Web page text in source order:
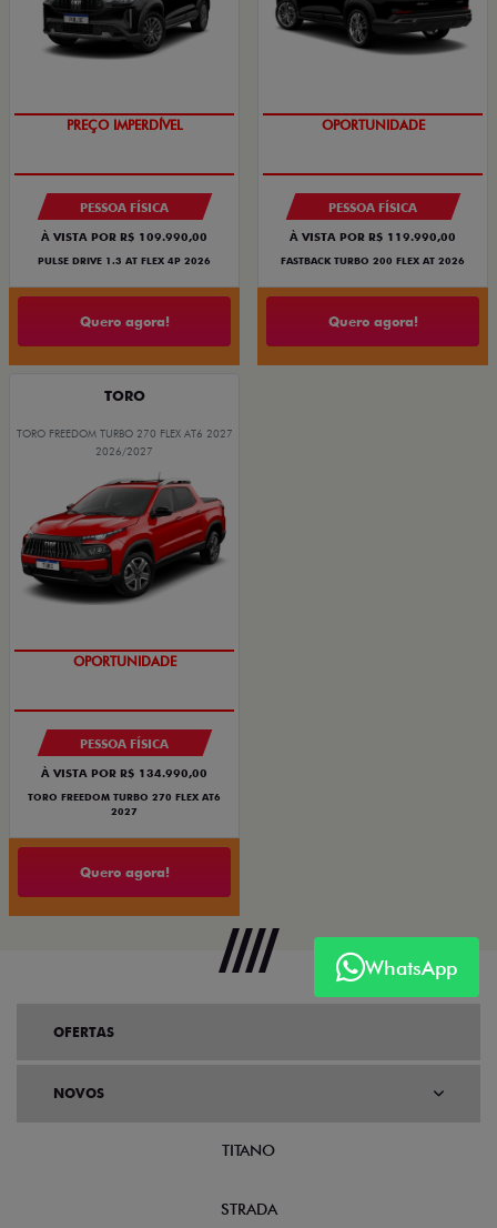
PREÇO IMPERDÍVEL
PESSOA FÍSICA
À VISTA POR R$ 109.990,00
PULSE DRIVE 1.3 AT FLEX 4P 2026
Quero agora!
OPORTUNIDADE
PESSOA FÍSICA
À VISTA POR R$ 119.990,00
FASTBACK TURBO 200 FLEX AT 2026
Quero agora!
TORO
TORO FREEDOM TURBO 270 FLEX AT6 2027
2026/2027
OPORTUNIDADE
PESSOA FÍSICA
À VISTA POR R$ 134.990,00
TORO FREEDOM TURBO 270 FLEX AT6
2027
Quero agora!
WhatsApp
OFERTAS
NOVOS
TITANO
STRADA